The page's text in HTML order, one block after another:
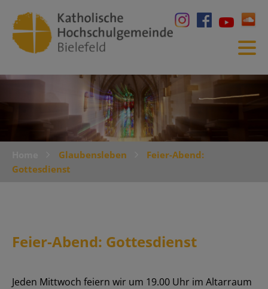
Glaubensleben
Feier-Abend:
Gottesdienst
Feier-Abend: Gottesdienst
Jeden Mittwoch feiern wir um 19.00 Uhr im Altarraum